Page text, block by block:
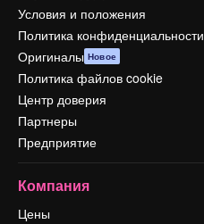
Условия и положения
Политика конфиденциальности
Оригиналы Новое
Политика файлов cookie
Центр доверия
Партнеры
Предприятие
Компания
Цены